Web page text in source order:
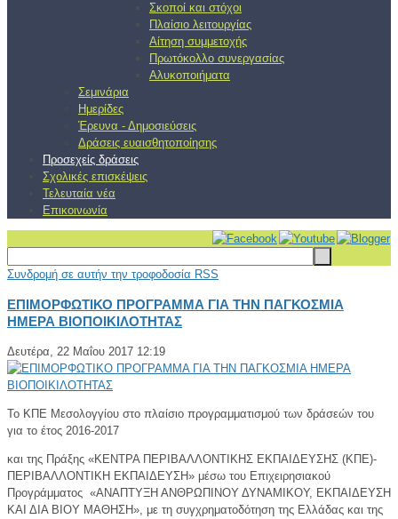
Σκοποί και στόχοι
Πλαίσιο λειτουργίας
Αίτηση συμμετοχής
Πρωτόκολλο συνεργασίας
Αλυκοποιήματα
Σεμινάρια
Ημερίδες
Έρευνα - Δημοσιεύσεις
Δράσεις ευαισθητοποίησης
Προσεχείς δράσεις
Σχολικές επισκέψεις
Τελευταία νέα
Επικοινωνία
Συνδρομή σε αυτήν την τροφοδοσία RSS
ΕΠΙΜΟΡΦΩΤΙΚΟ ΠΡΟΓΡΑΜΜΑ ΓΙΑ ΤΗΝ ΠΑΓΚΟΣΜΙΑ
ΗΜΕΡΑ ΒΙΟΠΟΙΚΙΛΟΤΗΤΑΣ
Δευτέρα, 22 Μαΐου 2017 12:19
Το ΚΠΕ Μεσολογγίου στο πλαίσιο προγραμματισμού των δράσεών του
για το έτος 2016-2017
και της Πράξης «ΚΕΝΤΡΑ ΠΕΡΙΒΑΛΛΟΝΤΙΚΗΣ ΕΚΠΑΙΔΕΥΣΗΣ (ΚΠΕ)-
ΠΕΡΙΒΑΛΛΟΝΤΙΚΗ ΕΚΠΑΙΔΕΥΣΗ» μέσω του Επιχειρησιακού
Προγράμματος «ΑΝΑΠΤΥΞΗ ΑΝΘΡΩΠΙΝΟΥ ΔΥΝΑΜΙΚΟΥ, ΕΚΠΑΙΔΕΥΣΗ
ΚΑΙ ΔΙΑ ΒΙΟΥ ΜΑΘΗΣΗ», με τη συγχρηματοδότηση της Ελλάδας και της